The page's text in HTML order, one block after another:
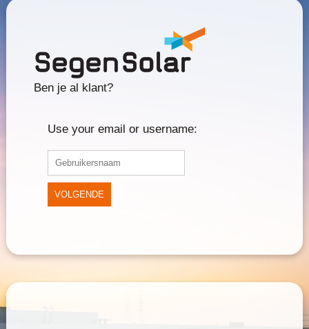
Ben je al klant?
Use your email or username:
VOLGENDE